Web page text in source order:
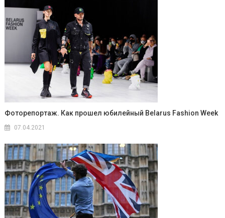
Фоторепортаж. Как прошел юбилейный Belarus Fashion Week
07.04.2021